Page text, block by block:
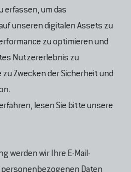
erfassen, um das
unseren digitalen Assets zu
zu optimieren und
Nutzererlebnis zu
Zwecken der Sicherheit und
lesen Sie bitte unsere
werden wir Ihre E-Mail-
Daten